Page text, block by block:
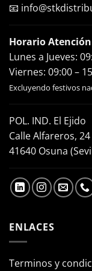
📧
Horario
Lunes a Jueves:
Viernes: 09:00 –
Excluyendo festivos
POL. IND. El Ejido
Calle Alfareros, 24
41640 Osuna
ENLACES
Terminos y